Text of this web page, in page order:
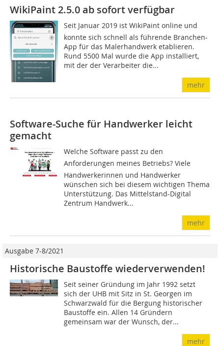
WikiPaint 2.5.0 ab sofort verfügbar
Seit Januar 2019 ist WikiPaint online und
konnte sich schnell als führende Branchen-
App für das Malerhandwerk etablieren.
Rund 5500 Mal wurde die App installiert,
mit der der Verarbeiter die...
mehr
Software-Suche für Handwerker leicht
gemacht
Welche Software passt zu den
Anforderungen meines Betriebs? Viele
Handwerkerinnen und Handwerker
wünschen sich bei diesem wichtigen Thema
Unterstützung. Das Mittelstand-Digital
Zentrum Handwerk...
mehr
Ausgabe 7-8/2021
Historische Baustoffe wiederverwenden!
Seit seiner Gründung im Jahr 1992 setzt
sich der UHB mit Sitz in St. Georgen im
Schwarzwald für die Bergung historischer
Baustoffe ein. Allen 14 Gründern
gemeinsam war der Wunsch, der...
mehr